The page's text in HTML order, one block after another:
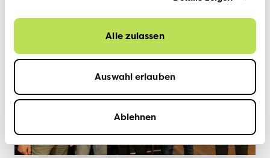
Alle zulassen
Auswahl erlauben
Ablehnen